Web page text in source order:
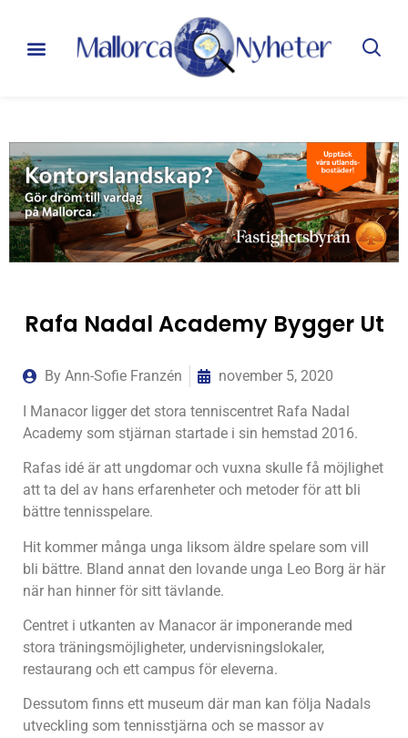
Rafa Nadal Academy Bygger Ut
By Ann-Sofie Franzén november 5, 2020
I Manacor ligger det stora tenniscentret Rafa Nadal
Academy som stjärnan startade i sin hemstad 2016.
Rafas idé är att ungdomar och vuxna skulle få möjlighet
att ta del av hans erfarenheter och metoder för att bli
bättre tennisspelare.
Hit kommer många unga liksom äldre spelare som vill
bli bättre. Bland annat den lovande unga Leo Borg är här
när han hinner för sitt tävlande.
Centret i utkanten av Manacor är imponerande med
stora träningsmöjligheter, undervisningslokaler,
restaurang och ett campus för eleverna.
Dessutom finns ett museum där man kan följa Nadals
utveckling som tennisstjärna och se massor av